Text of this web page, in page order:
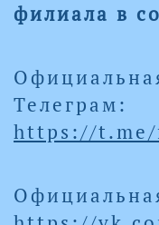
филиала в
Телеграм:
https://t.me/